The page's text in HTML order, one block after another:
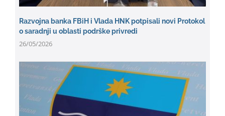
Razvojna banka FBiH i Vlada HNK potpisali novi Protokol
o saradnji u oblasti podrške privredi
26/05/2026